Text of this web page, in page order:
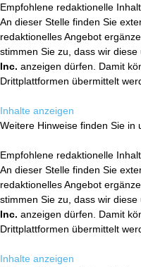
Empfohlene redaktionelle
An dieser Stelle finden Sie
redaktionelles Angebot
stimmen Sie zu, dass wir
Inc. anzeigen dürfen. Damit
Drittplattformen übermittelt
Inhalte anzeigen
Weitere Hinweise finden Sie in
Empfohlene redaktionelle
An dieser Stelle finden Sie
redaktionelles Angebot
stimmen Sie zu, dass wir
Inc. anzeigen dürfen. Damit
Drittplattformen übermittelt
Inhalte anzeigen